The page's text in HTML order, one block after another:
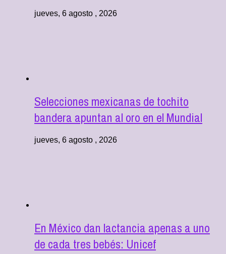
jueves, 6 agosto , 2026
Selecciones mexicanas de tochito
bandera apuntan al oro en el Mundial
jueves, 6 agosto , 2026
En México dan lactancia apenas a uno
de cada tres bebés: Unicef